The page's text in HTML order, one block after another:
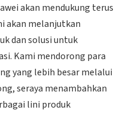
akan mendukung terus
akan melanjutkan
dan solusi untuk
Kami mendorong para
yang lebih besar melalui
seraya menambahkan
lini produk